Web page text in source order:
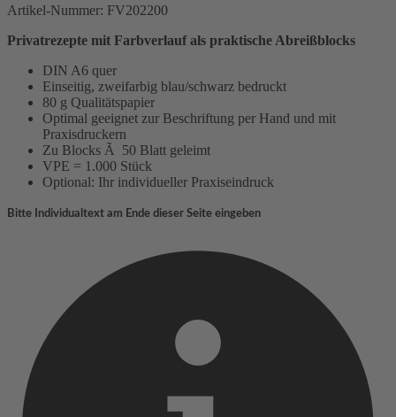
Artikel-Nummer: FV202200
Privatrezepte mit Farbverlauf als praktische Abreißblocks
DIN A6 quer
Einseitig, zweifarbig blau/schwarz bedruckt
80 g Qualitätspapier
Optimal geeignet zur Beschriftung per Hand und mit
Praxisdruckern
Zu Blocks Ã 50 Blatt geleimt
VPE = 1.000 Stück
Optional: Ihr individueller Praxiseindruck
Bitte Individualtext am Ende dieser Seite eingeben